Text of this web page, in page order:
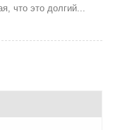
что это долгий...